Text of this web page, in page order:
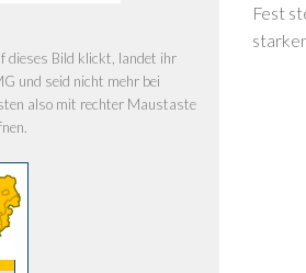
Fest
dieses Bild klickt, landet ihr
und seid nicht mehr bei
also mit rechter Maustaste